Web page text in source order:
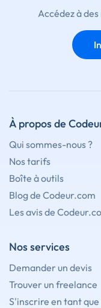
Accédez à
À propos de
Qui sommes-nous ?
Nos tarifs
Boîte à outils
Blog de Codeur.com
Les avis de
Nos services
Demander un devis
Trouver un freelance
S'inscrire en tant